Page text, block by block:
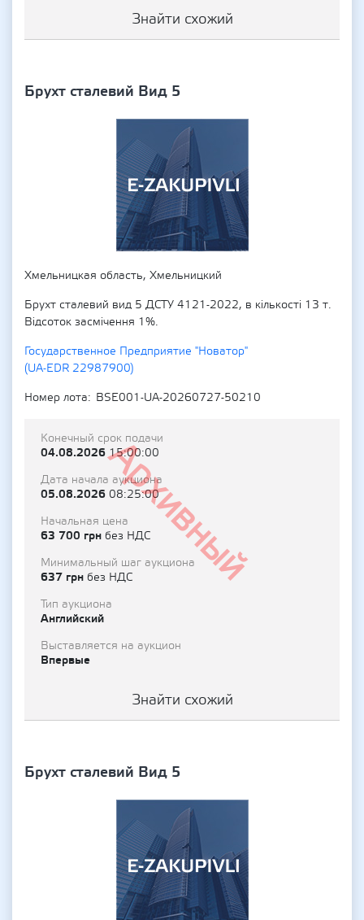
Знайти схожий
Брухт сталевий Вид 5
Хмельницкая область, Хмельницкий
Брухт сталевий вид 5 ДСТУ 4121-2022, в кількості 13 т.
Відсоток засмічення 1%.
Государственное Предприятие "Новатор"
(UA-EDR 22987900)
Номер лота
BSE001-UA-20260727-50210
Архивный
Конечный срок подачи
04.08.202615:00:00
Дата начала аукциона
05.08.2026 08:25:00
Начальная цена
63 700 грн без НДС
Минимальный шаг аукциона
637 грн без НДС
Тип аукциона
Английский
Выставляется на аукцион
Впервые
Знайти схожий
Брухт сталевий Вид 5